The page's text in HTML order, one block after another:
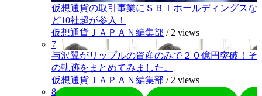
仮想通貨の取引事業にＳＢＩホールディングスな
ど10社超が参入！
仮想通貨ＪＡＰＡＮ編集部 / 2 views
7
与沢翼がリップルの資産のみで２０億円突破！そ
の軌跡をまとめてみました。
仮想通貨ＪＡＰＡＮ編集部 / 2 views
8